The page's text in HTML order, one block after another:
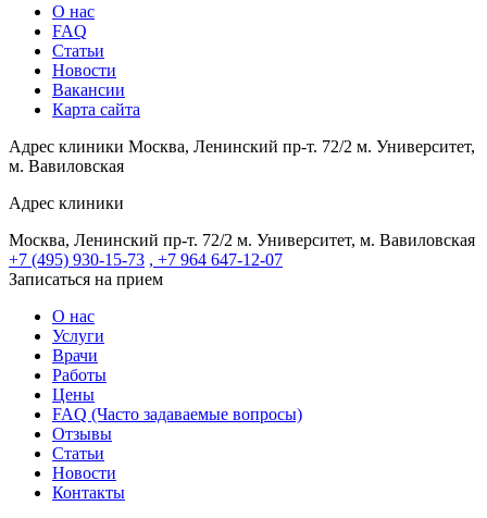
О нас
FAQ
Статьи
Новости
Вакансии
Карта сайта
Адрес клиники Москва, Ленинский пр-т. 72/2 м. Университет,
м. Вавиловская
Адрес клиники
Москва, Ленинский пр-т. 72/2 м. Университет, м. Вавиловская
+7 (495) 930-15-73 , +7 964 647-12-07
Записаться на прием
О нас
Услуги
Врачи
Работы
Цены
FAQ (Часто задаваемые вопросы)
Отзывы
Статьи
Новости
Контакты